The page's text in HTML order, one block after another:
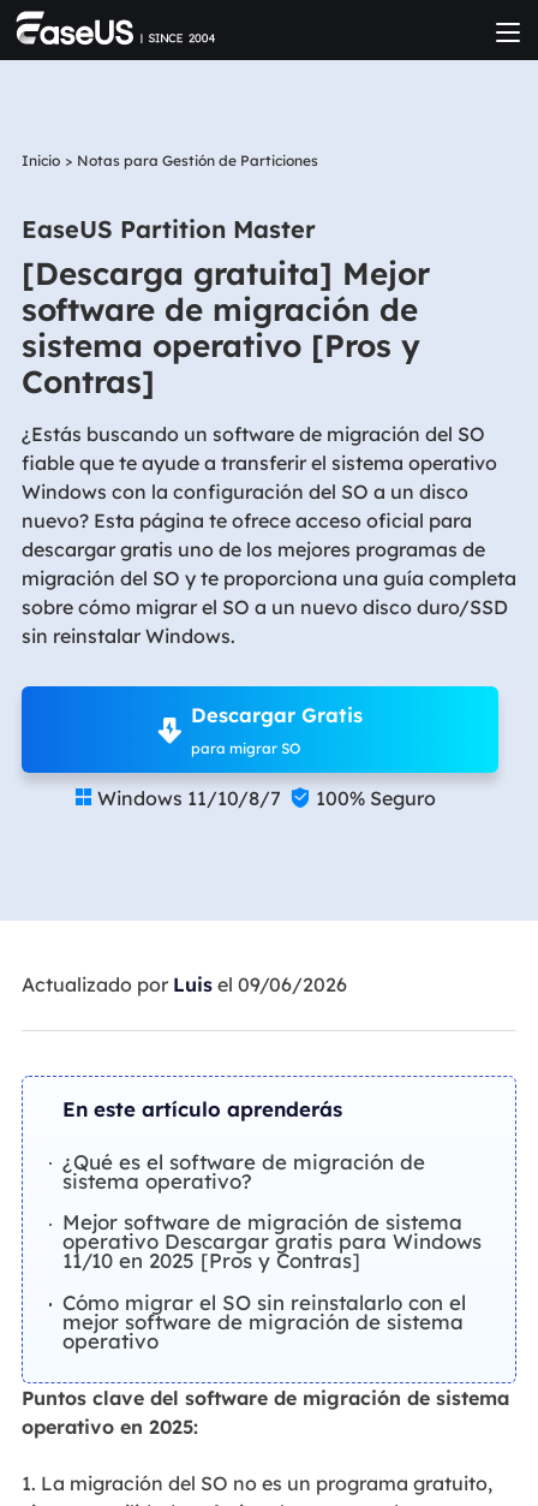
Inicio > Notas para Gestión de Particiones
EaseUS Partition Master
[Descarga gratuita] Mejor
software de migración de
sistema operativo [Pros y
Contras]
¿Estás buscando un software de migración del SO
fiable que te ayude a transferir el sistema operativo
Windows con la configuración del SO a un disco
nuevo? Esta página te ofrece acceso oficial para
descargar gratis uno de los mejores programas de
migración del SO y te proporciona una guía completa
sobre cómo migrar el SO a un nuevo disco duro/SSD
sin reinstalar Windows.
Descargar Gratis
para migrar SO
 Windows 11/10/8/7  100% Seguro
Actualizado por Luisel 09/06/2026
En este artículo aprenderás
¿Qué es el software de migración de
sistema operativo?
Mejor software de migración de sistema
operativo Descargar gratis para Windows
11/10 en 2025 [Pros y Contras]
Cómo migrar el SO sin reinstalarlo con el
mejor software de migración de sistema
operativo
Puntos clave del software de migración de sistema
operativo en 2025:
1. La migración del SO no es un programa gratuito,